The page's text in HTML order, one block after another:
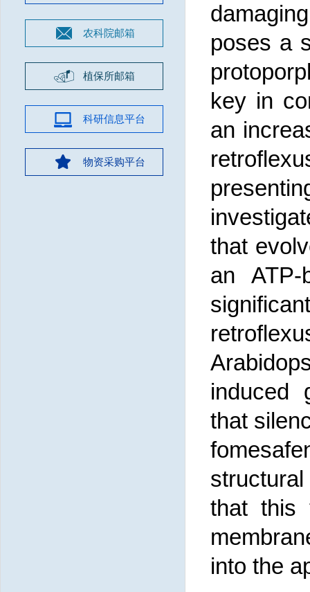
农科院邮箱
植保所邮箱
科研信息平台
物资采购平台
poses a
key in
an
that
an ATP-
induced
that
that this
into the